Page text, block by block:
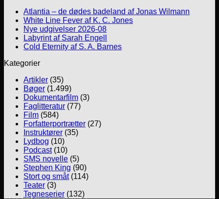
Atlantia – de dødes badeland af Jonas Wilmann
White Line Fever af K. C. Jones
Nye udgivelser 2026-08
Labyrint af Sarah Engell
Cold Eternity af S. A. Barnes
Kategorier
Artikler (35)
Bøger (1.499)
Dokumentarfilm (3)
Faglitteratur (77)
Film (584)
Forfatterportrætter (27)
Instruktører (35)
Lydbog (10)
Podcast(10)
SMS novelle (5)
Stephen King (90)
Stort og småt(114)
Teater (3)
Tegneserier (132)